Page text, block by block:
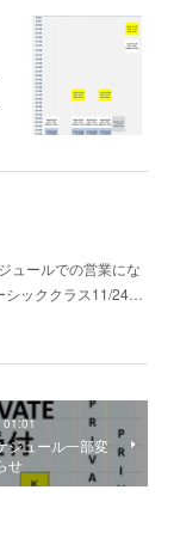
ュールでの営業にな
シッククラス11/24…
01:01
ジュール一部変
せ